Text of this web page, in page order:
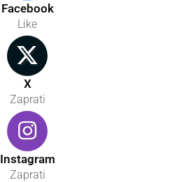
Facebook
Like
X
Zaprati
Instagram
Zaprati